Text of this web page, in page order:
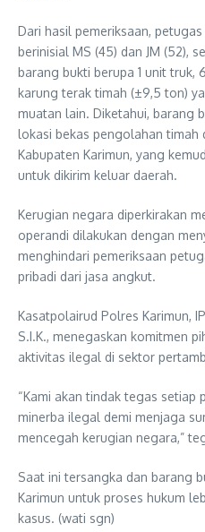
Dari hasil pemeriksaan,
berinisial MS (45) dan JM (52),
barang bukti berupa 1 unit truk,
karung terak timah (±9,5 ton)
muatan lain. Diketahui, barang
lokasi bekas pengolahan timah
Kabupaten Karimun, yang
untuk dikirim keluar daerah.
Kerugian negara diperkirakan
operandi dilakukan dengan
menghindari pemeriksaan
pribadi dari jasa angkut.
Kasatpolairud Polres Karimun,
S.I.K., menegaskan komitmen
aktivitas ilegal di sektor
“Kami akan tindak tegas
minerba ilegal demi menjaga
mencegah kerugian negara,”
Saat ini tersangka dan barang
Karimun untuk proses hukum
kasus. (wati sgn)